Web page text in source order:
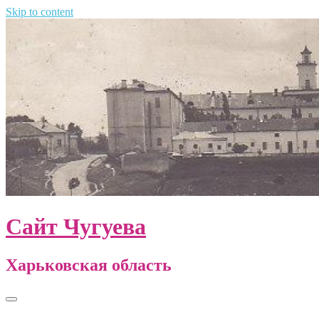
Skip to content
Сайт Чугуева
Харьковская область